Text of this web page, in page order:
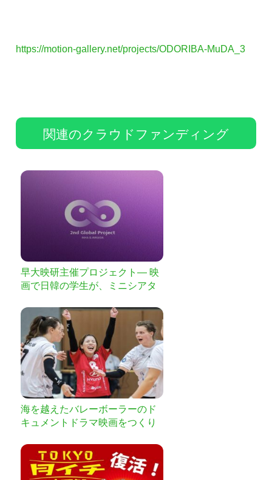
https://motion-gallery.net/projects/ODORIBA-MuDA_3
関連のクラウドファンディング
早大映研主催プロジェクト— 映
画で日韓の学生が、ミニシアタ
海を越えたバレーボーラーのド
キュメントドラマ映画をつくり